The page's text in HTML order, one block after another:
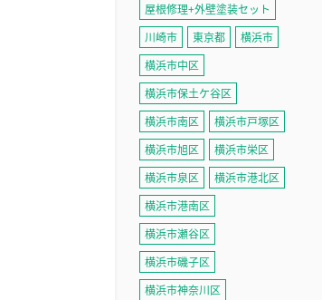
屋根修理+外壁塗装セット
川崎市
東京都
横浜市
横浜市中区
横浜市保土ケ谷区
横浜市南区
横浜市戸塚区
横浜市旭区
横浜市栄区
横浜市泉区
横浜市港北区
横浜市港南区
横浜市瀬谷区
横浜市磯子区
横浜市神奈川区